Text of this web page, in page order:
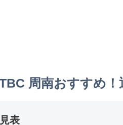
TBC 周南おすすめ
表